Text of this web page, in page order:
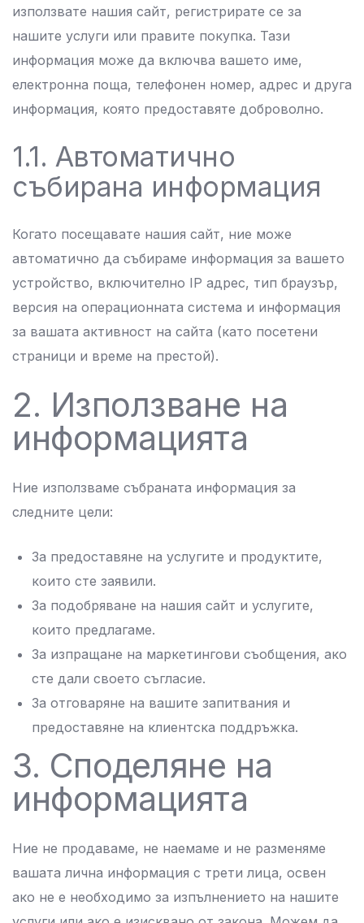
използвате нашия сайт, регистрирате се за
нашите услуги или правите покупка. Тази
информация може да включва вашето име,
електронна поща, телефонен номер, адрес и друга
информация, която предоставяте доброволно.
1.1. Автоматично
събирана информация
Когато посещавате нашия сайт, ние може
автоматично да събираме информация за вашето
устройство, включително IP адрес, тип браузър,
версия на операционната система и информация
за вашата активност на сайта (като посетени
страници и време на престой).
2. Използване на
информацията
Ние използваме събраната информация за
следните цели:
За предоставяне на услугите и продуктите,
които сте заявили.
За подобряване на нашия сайт и услугите,
които предлагаме.
За изпращане на маркетингови съобщения, ако
сте дали своето съгласие.
За отговаряне на вашите запитвания и
предоставяне на клиентска поддръжка.
3. Споделяне на
информацията
Ние не продаваме, не наемаме и не разменяме
вашата лична информация с трети лица, освен
ако не е необходимо за изпълнението на нашите